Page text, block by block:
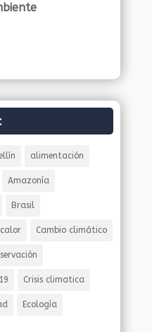
alimentación
Amazonía
Brasil
calor Cambio climático
Crisis climatica
Ecología